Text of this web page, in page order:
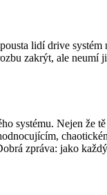
lidí drive
zakrýt, ale
systému. Nejen že
zpráva: jako